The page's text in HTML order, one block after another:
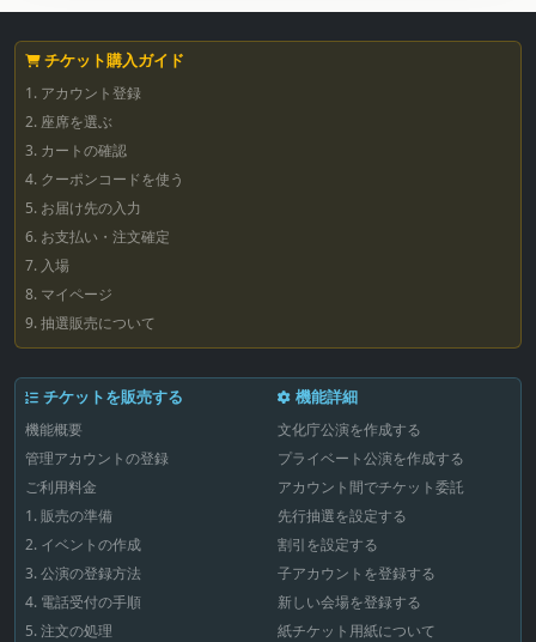
チケット購入ガイド
1. アカウント登録
2. 座席を選ぶ
3. カートの確認
4. クーポンコードを使う
5. お届け先の入力
6. お支払い・注文確定
7. 入場
8. マイページ
9. 抽選販売について
チケットを販売する
機能概要
管理アカウントの登録
ご利用料金
1. 販売の準備
2. イベントの作成
3. 公演の登録方法
4. 電話受付の手順
5. 注文の処理
機能詳細
文化庁公演を作成する
プライベート公演を作成する
アカウント間でチケット委託
先行抽選を設定する
割引を設定する
子アカウントを登録する
新しい会場を登録する
紙チケット用紙について